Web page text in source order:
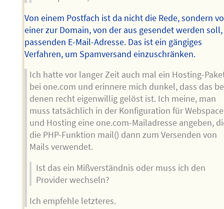
Von einem Postfach ist da nicht die Rede, sondern
einer zur Domain, von der aus gesendet werden soll,
passenden E-Mail-Adresse. Das ist ein gängiges
Verfahren, um Spamversand einzuschränken.
Ich hatte vor langer Zeit auch mal ein Hosting-
bei one.com und erinnere mich dunkel, dass das
denen recht eigenwillig gelöst ist. Ich meine, man
muss tatsächlich in der Konfiguration für Webspace
und Hosting eine one.com-Mailadresse angeben,
die PHP-Funktion mail() dann zum Versenden von
Mails verwendet.
Ist das ein Mißverständnis oder muss ich den
Provider wechseln?
Ich empfehle letzteres.